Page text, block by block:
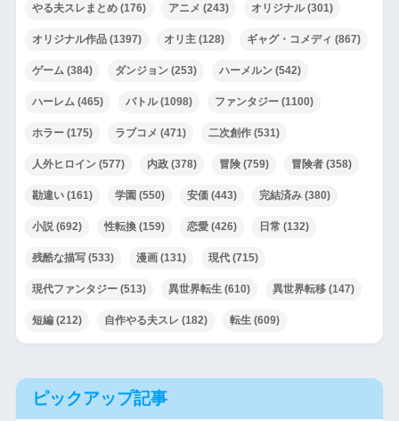
やる夫スレまとめ(176) アニメ (243) オリジナル(301)
オリジナル作品(1397) オリ主(128) ギャグ・コメディ (867)
ゲーム(384) ダンジョン(253) ハーメルン(542)
ハーレム(465) バトル(1098) ファンタジー(1100)
ホラー(175) ラブコメ (471) 二次創作(531)
人外ヒロイン(577) 内政(378) 冒険(759) 冒険者(358)
勘違い(161) 学園 (550) 安価(443) 完結済み(380)
小説(692) 性転換(159) 恋愛(426) 日常 (132)
残酷な描写(533) 漫画(131) 現代(715)
現代ファンタジー(513) 異世界転生(610) 異世界転移(147)
短編(212) 自作やる夫スレ (182) 転生(609)
ピックアップ記事